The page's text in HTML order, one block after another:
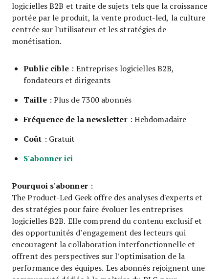
logicielles B2B et traite de sujets tels que la croissance
portée par le produit, la vente product-led, la culture
centrée sur l'utilisateur et les stratégies de
monétisation.
Public cible : Entreprises logicielles B2B,
fondateurs et dirigeants
Taille: Plus de 7300 abonnés
Fréquence de la newsletter: Hebdomadaire
Coût : Gratuit
S'abonner ici
Pourquoi s'abonner:
The Product-Led Geek offre des analyses d'experts et
des stratégies pour faire évoluer les entreprises
logicielles B2B. Elle comprend du contenu exclusif et
des opportunités d’engagement des lecteurs qui
encouragent la collaboration interfonctionnelle et
offrent des perspectives sur l’optimisation de la
performance des équipes. Les abonnés rejoignent une